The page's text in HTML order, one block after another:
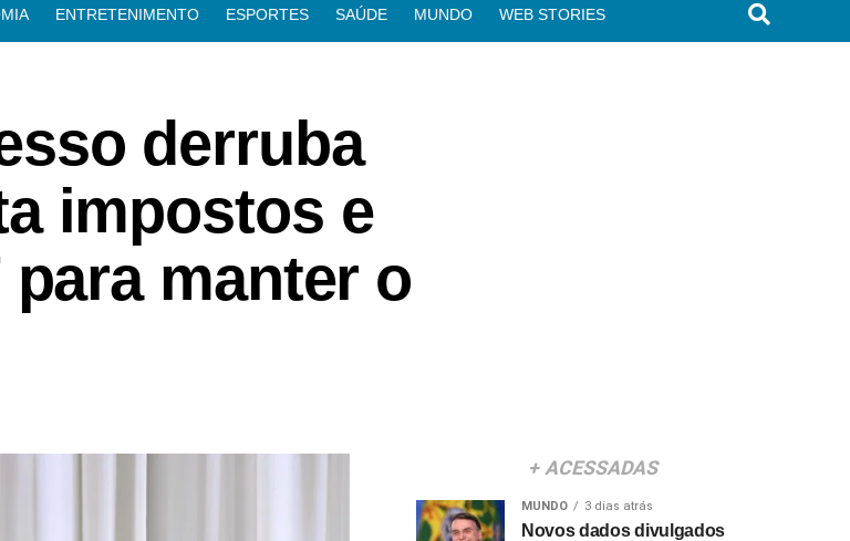
ENTRETENIMENTO ESPORTES SAÚDE MUNDO WEB STORIES
derruba
impostos e
manter o
+ ACESSADAS
MUNDO 3 dias atrás
Novos dados divulgados